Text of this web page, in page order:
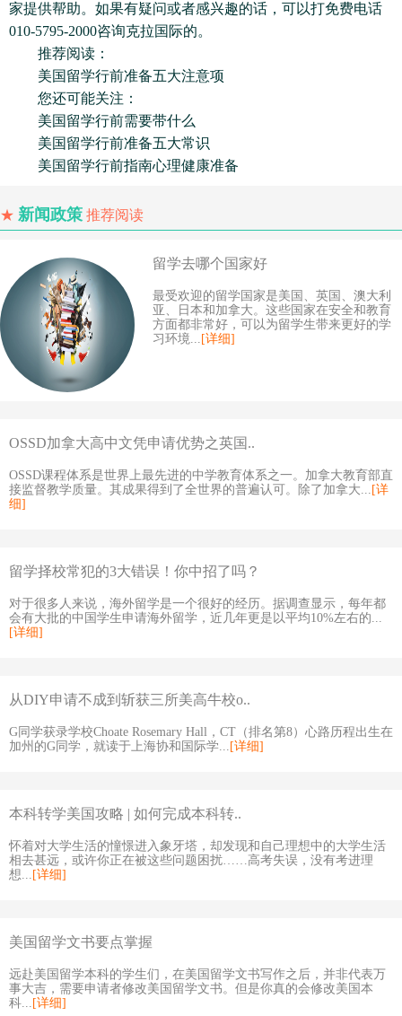
家提供帮助。如果有疑问或者感兴趣的话，可以打免费电话
010-5795-2000咨询克拉国际的。
推荐阅读：
美国留学行前准备五大注意项
您还可能关注：
美国留学行前需要带什么
美国留学行前准备五大常识
美国留学行前指南心理健康准备
★ 新闻政策 推荐阅读
留学去哪个国家好
最受欢迎的留学国家是美国、英国、澳大利
亚、日本和加拿大。这些国家在安全和教育
方面都非常好，可以为留学生带来更好的学
习环境... [详细]
OSSD加拿大高中文凭申请优势之英国..
OSSD课程体系是世界上最先进的中学教育体系之一。加拿大教育部直
接监督教学质量。其成果得到了全世界的普遍认可。除了加拿大... [详
细]
留学择校常犯的3大错误！你中招了吗？
对于很多人来说，海外留学是一个很好的经历。据调查显示，每年都
会有大批的中国学生申请海外留学，近几年更是以平均10%左右的...
[详细]
从DIY申请不成到斩获三所美高牛校o..
G同学获录学校Choate Rosemary Hall，CT（排名第8）心路历程出生在
加州的G同学，就读于上海协和国际学... [详细]
本科转学美国攻略 | 如何完成本科转..
怀着对大学生活的憧憬进入象牙塔，却发现和自己理想中的大学生活
相去甚远，或许你正在被这些问题困扰……高考失误，没有考进理
想... [详细]
美国留学文书要点掌握
远赴美国留学本科的学生们，在美国留学文书写作之后，并非代表万
事大吉，需要申请者修改美国留学文书。但是你真的会修改美国本
科... [详细]